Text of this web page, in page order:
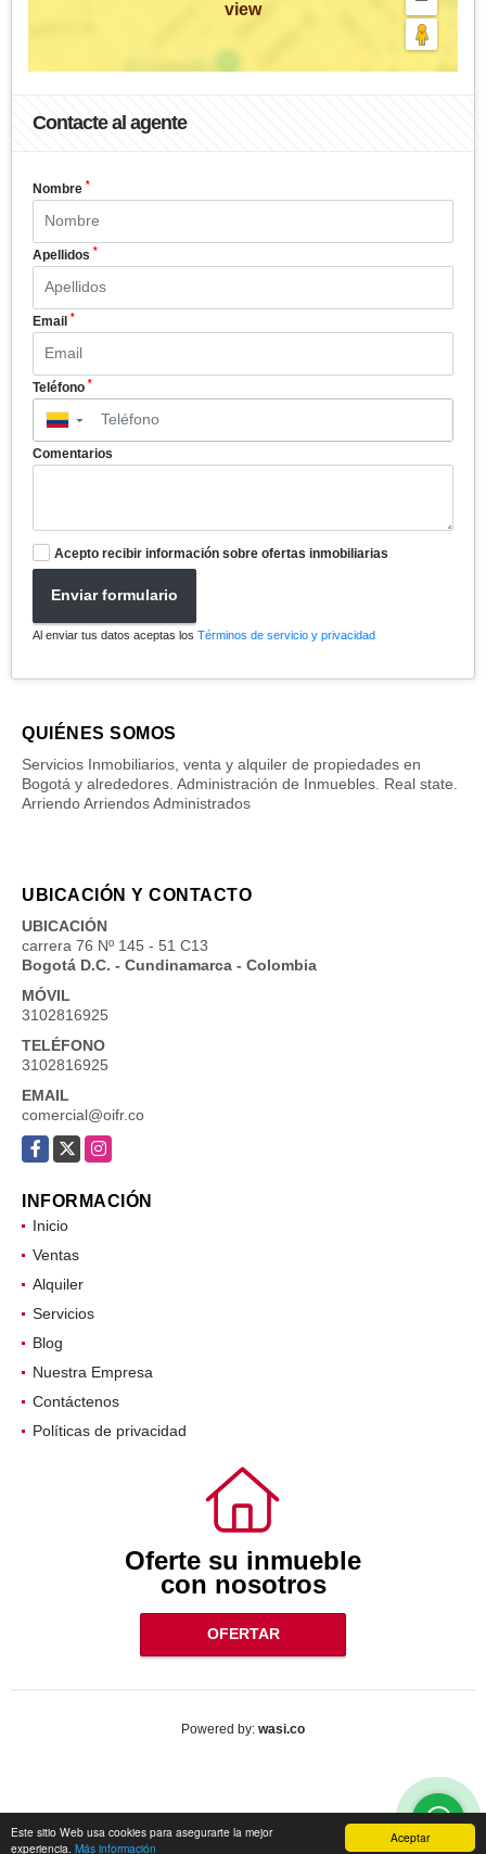
Aceptar
Este sitio Web usa cookies para asegurarte la mejor
experiencia. Más información
view
Contacte al agente
Nombre *
Apellidos *
Email *
Teléfono *
▼
Comentarios
Acepto recibir información sobre ofertas inmobiliarias
Enviar formulario
Al enviar tus datos aceptas los Términos de servicio y privacidad
QUIÉNES SOMOS
Servicios Inmobiliarios, venta y alquiler de propiedades en
Bogotá y alrededores. Administración de Inmuebles. Real state.
Arriendo Arriendos Administrados
UBICACIÓN Y CONTACTO
UBICACIÓN
carrera 76 Nº 145 - 51 C13
Bogotá D.C. - Cundinamarca - Colombia
MÓVIL
3102816925
TELÉFONO
3102816925
EMAIL
comercial@oifr.co
Facebook
X Instagram
INFORMACIÓN
Inicio
Ventas
Alquiler
Servicios
Blog
Nuestra Empresa
Contáctenos
Políticas de privacidad
Oferte su inmueble
con nosotros
OFERTAR
Powered by: wasi.co